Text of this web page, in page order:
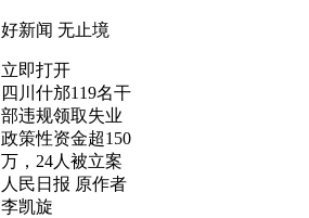
好新闻 无止境
立即打开
四川什邡119名干
部违规领取失业
政策性资金超150
万，24人被立案
人民日报 原作者
李凯旋